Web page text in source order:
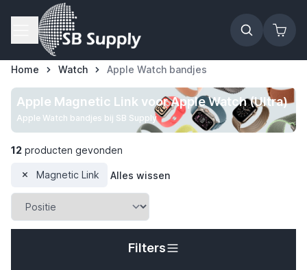
Ga naar de inhoud
Home Watch Apple Watch bandjes
Apple Magnetic Link voor Apple Watch (Ultra)
Apple Watch bandjes bij SB Supply
12 producten gevonden
Magnetic Link Alles wissen
Filters